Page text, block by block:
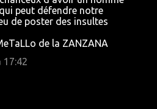
peut défendre notre
de poster des insultes
de la ZANZANA
17:42